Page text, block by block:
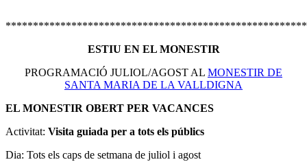
ESTIU EN EL MONESTIR
PROGRAMACIÓ JULIOL/AGOST AL MONESTIR DE
SANTA MARIA DE LA VALLDIGNA
EL MONESTIR OBERT PER VACANCES
Activitat: Visita guiada per a tots els públics
Dia: Tots els caps de setmana de juliol i agost